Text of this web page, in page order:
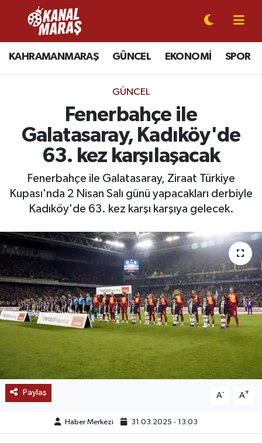
KAHRAMANMARAŞ GÜNCEL EKONOMİ SPOR
GÜNCEL
Fenerbahçe ile
Galatasaray, Kadıköy'de
63. kez karşılaşacak
Fenerbahçe ile Galatasaray, Ziraat Türkiye
Kupası'nda 2 Nisan Salı günü yapacakları derbiyle
Kadıköy'de 63. kez karşı karşıya gelecek.
Paylaş A- A+
Haber Merkezi 31.03.2025 - 13:03
CANLI YAYIN
KAHRAMANMARAŞ
SPOR
SİYASET
EKONOMİ
MAGAZİN
SAĞLIK
EĞİTİM
BÖLGE
KEŞFET
POPÜLER
DÜNYA
Kahramanmaraş Nöbetçi Eczaneler
Kahramanmaraş Hava Durumu
Kahramanmaraş Namaz Vakitleri
Kahramanmaraş Trafik Yoğunluk Haritası
Süper Lig Puan Durumu ve Fikstür
Tüm Manşetler
Haber Arşivi